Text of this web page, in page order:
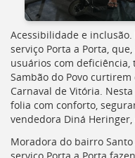
de
secretarias
[]
Ir
para
a
página
de
legislação
Ir
Acessibilidade e
serviço Porta a Porta,
usuários com
Sambão do Povo
Carnaval de Vitória.
folia com conforto,
vendedora Diná Heringer,
Moradora do bairro